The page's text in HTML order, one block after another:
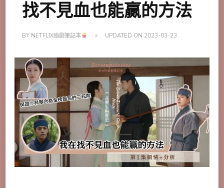
找不見血也能贏的方法
BY NETFLIX追劇筆記本 UPDATED ON 2023-03-23